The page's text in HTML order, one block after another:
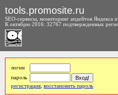
tools.promosite.ru
SEO-сервисы, мониторинг апдейтов Яндекса
К октябрю 2016: 32767 подтвержденных
логин
пароль
регистрация восстановить пароль